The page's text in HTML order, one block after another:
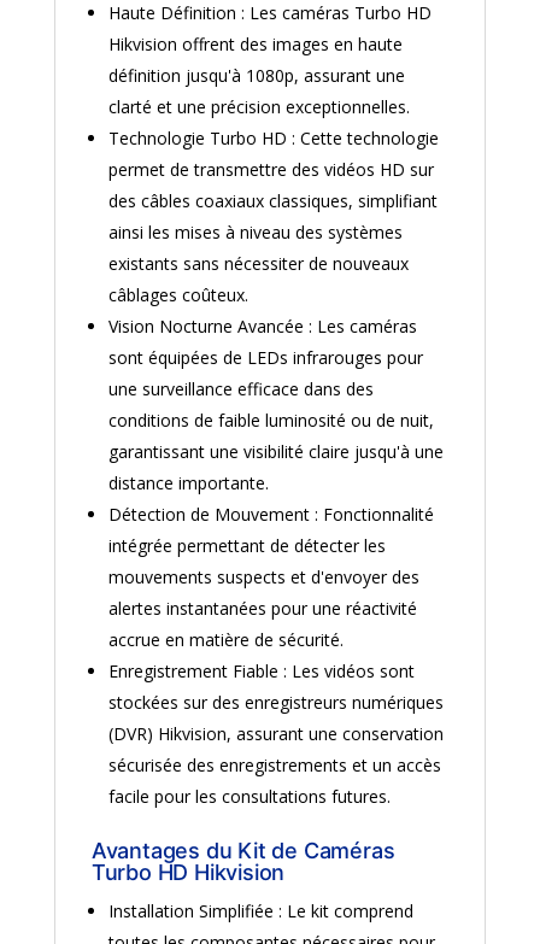
Haute Définition : Les caméras Turbo HD
Hikvision offrent des images en haute
définition jusqu'à 1080p, assurant une
clarté et une précision exceptionnelles.
Technologie Turbo HD : Cette technologie
permet de transmettre des vidéos HD sur
des câbles coaxiaux classiques, simplifiant
ainsi les mises à niveau des systèmes
existants sans nécessiter de nouveaux
câblages coûteux.
Vision Nocturne Avancée : Les caméras
sont équipées de LEDs infrarouges pour
une surveillance efficace dans des
conditions de faible luminosité ou de nuit,
garantissant une visibilité claire jusqu'à une
distance importante.
Détection de Mouvement : Fonctionnalité
intégrée permettant de détecter les
mouvements suspects et d'envoyer des
alertes instantanées pour une réactivité
accrue en matière de sécurité.
Enregistrement Fiable : Les vidéos sont
stockées sur des enregistreurs numériques
(DVR) Hikvision, assurant une conservation
sécurisée des enregistrements et un accès
facile pour les consultations futures.
Avantages du Kit de Caméras
Turbo HD Hikvision
Installation Simplifiée : Le kit comprend